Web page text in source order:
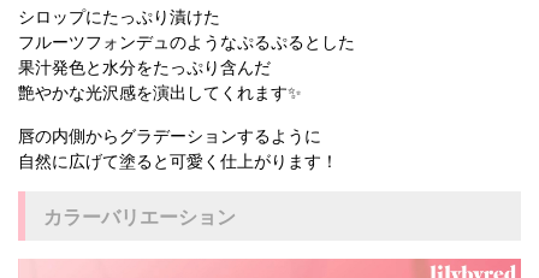
シロップにたっぷり漬けた
フルーツフォンデュのようなぷるぷるとした
果汁発色と水分をたっぷり含んだ
艶やかな光沢感を演出してくれます✨
唇の内側からグラデーションするように
自然に広げて塗ると可愛く仕上がります！
カラーバリエーション